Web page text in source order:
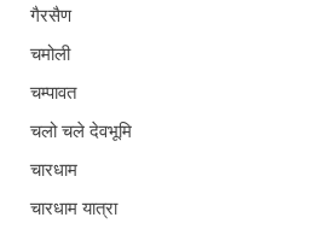
गैरसैण
चमोली
चम्पावत
चलो चले देवभूमि
चारधाम
चारधाम यात्रा